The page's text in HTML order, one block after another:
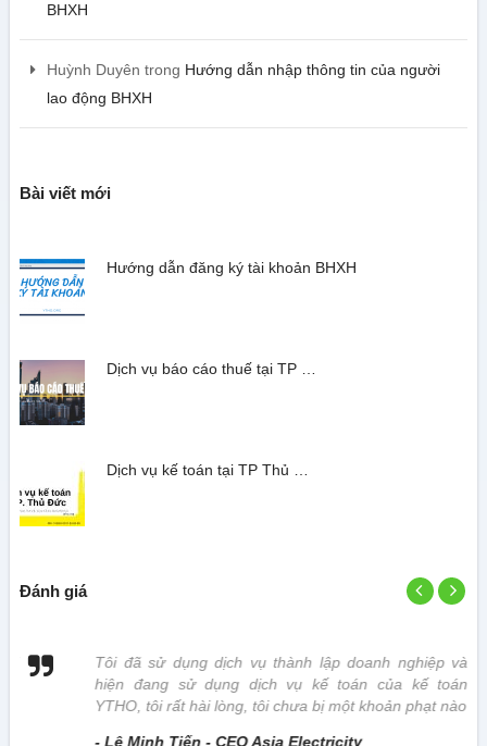
BHXH
Huỳnh Duyên trong Hướng dẫn nhập thông tin của người
lao động BHXH
Bài viết mới
Hướng dẫn đăng ký tài khoản BHXH
Dịch vụ báo cáo thuế tại TP …
Dịch vụ kế toán tại TP Thủ …
Đánh giá
Tôi đã sử dụng dịch vụ thành lập doanh nghiệp và
hiện đang sử dụng dịch vụ kế toán của kế toán
YTHO, tôi rất hài lòng, tôi chưa bị một khoản phạt nào
- Lê Minh Tiến - CEO Asia Electricity